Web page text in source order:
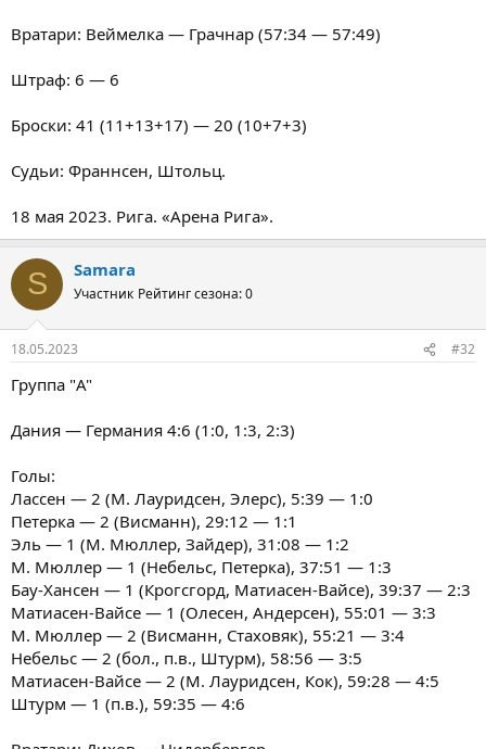
Вратари: Веймелка — Грачнар (57:34 — 57:49)
Штраф: 6 — 6
Броски: 41 (11+13+17) — 20 (10+7+3)
Судьи: Франнсен, Штольц.
18 мая 2023. Рига. «Арена Рига».
S Samara
Участник Рейтинг сезона: 0
18.05.2023 #32
Группа "A"
Дания — Германия 4:6 (1:0, 1:3, 2:3)
Голы:
Лассен — 2 (М. Лауридсен, Элерс), 5:39 — 1:0
Петерка — 2 (Висманн), 29:12 — 1:1
Эль — 1 (М. Мюллер, Зайдер), 31:08 — 1:2
М. Мюллер — 1 (Небельс, Петерка), 37:51 — 1:3
Бау-Хансен — 1 (Крогсгорд, Матиасен-Вайсе), 39:37 — 2:3
Матиасен-Вайсе — 1 (Олесен, Андерсен), 55:01 — 3:3
М. Мюллер — 2 (Висманн, Стаховяк), 55:21 — 3:4
Небельс — 2 (бол., п.в., Штурм), 58:56 — 3:5
Матиасен-Вайсе — 2 (М. Лауридсен, Кок), 59:28 — 4:5
Штурм — 1 (п.в.), 59:35 — 4:6